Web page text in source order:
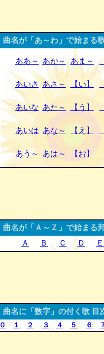
曲名が「あ～わ」で始まる
ああ～ あか～ あま～
あいさ あさ～ 【い】
あいな あた～ 【う】
あいは あな～ 【え】
あう～ あは～ 【お】
曲名が「Ａ～Ｚ」で始まる
Ａ
Ｂ Ｃ Ｄ Ｅ
曲名に「数字」の付く歌 目
０ １ ２ ３ ４ ５ ６